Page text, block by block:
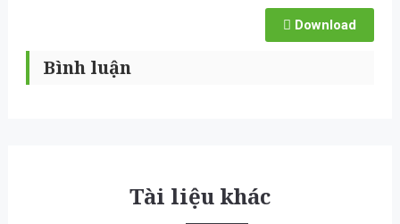
Download
Bình luận
Tài liệu khác